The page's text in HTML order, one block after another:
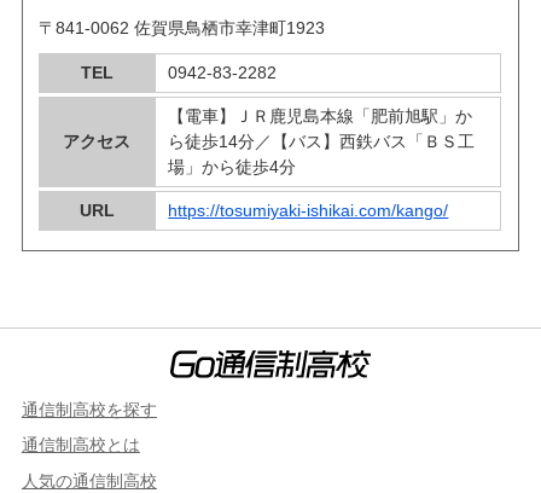
〒841-0062 佐賀県鳥栖市幸津町1923
TEL 0942-83-2282
アクセス
【電車】ＪＲ鹿児島本線「肥前旭駅」か
ら徒歩14分／【バス】西鉄バス「ＢＳ工
場」から徒歩4分
URL https://tosumiyaki-ishikai.com/kango/
通信制高校を探す
通信制高校とは
人気の通信制高校